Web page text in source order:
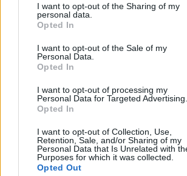
not limited to your visit or usage behaviour.
grant or deny consent to Google and its
use your data for below specified purposes
consent section.
I want to opt-out of the Sharing of my
personal data.
Opted In
I want to opt-out of the Sale of my
Personal Data.
Opted In
I want to opt-out of processing my
Personal Data for Targeted Advertising.
Opted In
I want to opt-out of Collection, Use,
Retention, Sale, and/or Sharing of my
Personal Data that Is Unrelated with
Purposes for which it was collected.
Opted Out
Brentolie daalt naar 91,82 dollar: een week
Sanne De Vries · 5 aug 2026